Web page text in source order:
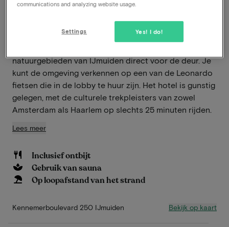
Tijdens je verblijf in het Leonardo Hotel IJmuiden
natuurgebieden van IJmuiden direct voor de deur. Je
kunt de omgeving verkennen op een van de Leonardo
fietsen die in de lobby te huur zijn. Het hotel is gunstig
gelegen, met de culturele trekpleisters van zowel
Amsterdam als Haarlem op slechts 25 minuten rijden.
Lees meer
Inclusief ontbijt
Gebruik van sauna
Op loopafstand van het strand
Kennemerboulevard 250 IJmuiden Bekijk op kaart
communications and analyzing website usage.
Yes! I do!
Settings